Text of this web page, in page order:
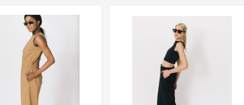
21小时
Bloomingdales：时尚热卖！入手珑骧、
Tory Burch、拉夫劳伦等
每满$100返$25礼卡